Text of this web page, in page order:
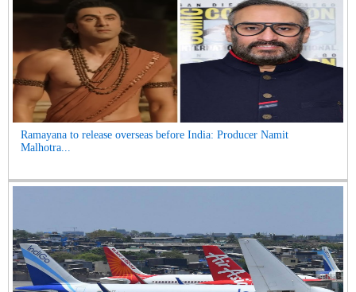
Ramayana to release overseas before India: Producer Namit
Malhotra...